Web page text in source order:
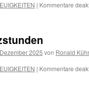
| Kommentare
2025 von Ronald
| Kommentare